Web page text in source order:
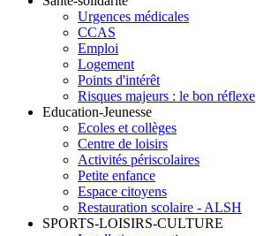
Urgences médicales
CCAS
Emploi
Logement
Points d'intérêt
Risques majeurs : le bon réflexe
Education-Jeunesse
Ecoles et collèges
Centre de loisirs
Activités périscolaires
Petite enfance
Espace citoyens
Restauration scolaire - ALSH
SPORTS-LOISIRS-CULTURE